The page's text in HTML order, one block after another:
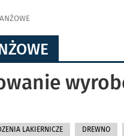
LAKIERNICZE DREWNO